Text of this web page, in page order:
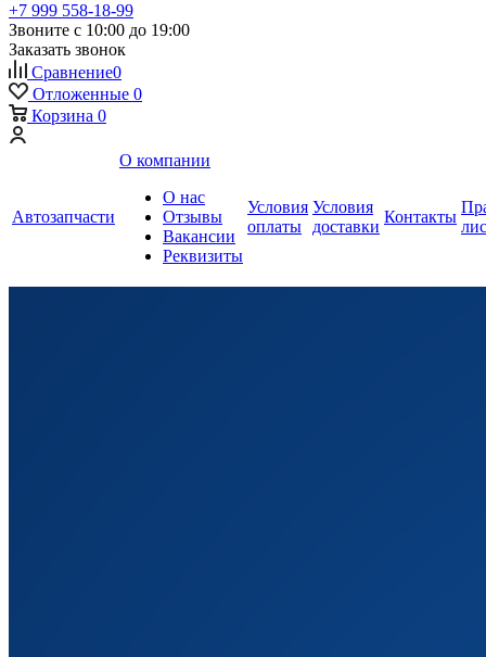
+7 999 558-18-99
Звоните с 10:00 до 19:00
Заказать звонок
Сравнение0
Отложенные 0
Корзина 0
Автозапчасти
О компании
О нас
Отзывы
Вакансии
Реквизиты
Условия
оплаты
Условия
доставки
Контакты